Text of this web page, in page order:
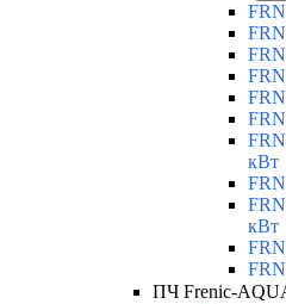
кВт
кВт
ПЧ Frenic-